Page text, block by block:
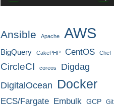
Ansible Apache AWS
BigQuery CakePHP CentOS Chef
CircleCI coreos
Digdag
DigitalOcean Docker
ECS/Fargate Embulk GCP Git